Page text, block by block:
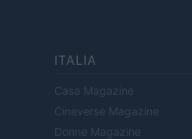
ITALIA
Casa Magazine
Cineverse Magazine
Donne Magazine